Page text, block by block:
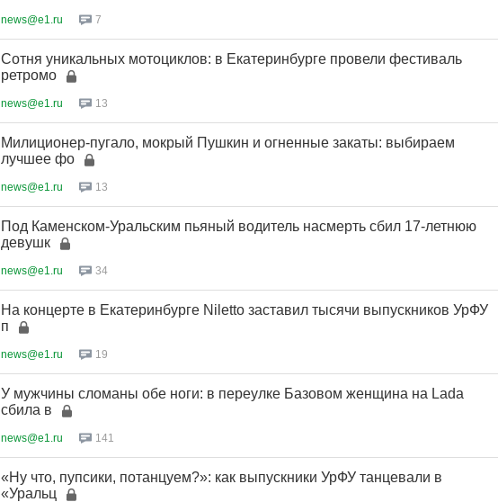
news@e1.ru 7
Сотня уникальных мотоциклов: в Екатеринбурге провели фестиваль
ретромо
news@e1.ru 13
Милиционер-пугало, мокрый Пушкин и огненные закаты: выбираем
лучшее фо
news@e1.ru 13
Под Каменском-Уральским пьяный водитель насмерть сбил 17-летнюю
девушк
news@e1.ru 34
На концерте в Екатеринбурге Niletto заставил тысячи выпускников УрФУ
п
news@e1.ru 19
У мужчины сломаны обе ноги: в переулке Базовом женщина на Lada
сбила в
news@e1.ru 141
«Ну что, пупсики, потанцуем?»: как выпускники УрФУ танцевали в
«Уральц